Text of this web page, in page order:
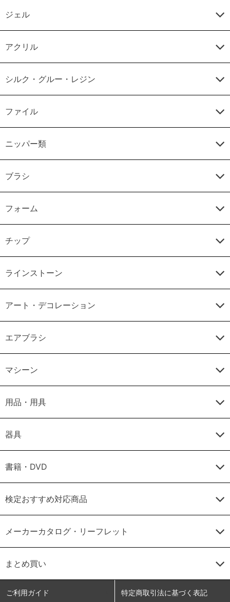
ジェル
アクリル
シルク・グルー・レジン
ファイル
ニッパー類
ブラシ
フォーム
チップ
ラインストーン
アート・デコレーション
エアブラシ
マシーン
用品・用具
器具
書籍・DVD
検定おすすめ対応商品
メーカーカタログ・リーフレット
まとめ買い
ご利用ガイド 特定商取引法に基づく表記